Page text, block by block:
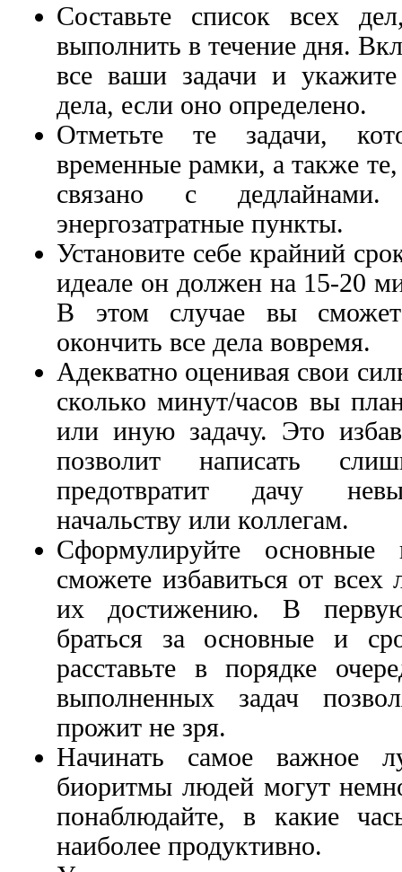
Составьте список всех
выполнить в течение дня.
все ваши задачи и
дела, если оно определено.
Отметьте те задачи,
временные рамки, а также
связано с дедлайнами.
энергозатратные пункты.
Установите себе крайний
идеале он должен на 15-20
В этом случае вы
окончить все дела вовремя.
Адекватно оценивая свои
сколько минут/часов вы
или иную задачу. Это
позволит написать
предотвратит дачу
начальству или коллегам.
Сформулируйте
сможете избавиться от
их достижению. В
браться за основные и
расставьте в порядке
выполненных задач
прожит не зря.
Начинать самое важное
биоритмы людей могут
понаблюдайте, в какие
наиболее продуктивно.